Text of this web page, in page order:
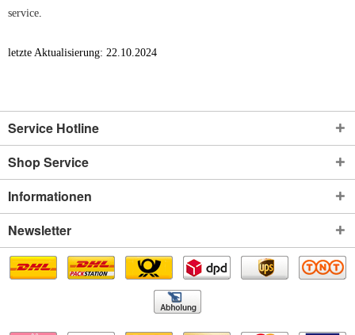
service.
letzte Aktualisierung: 22.10.2024
Service Hotline
Shop Service
Informationen
Newsletter